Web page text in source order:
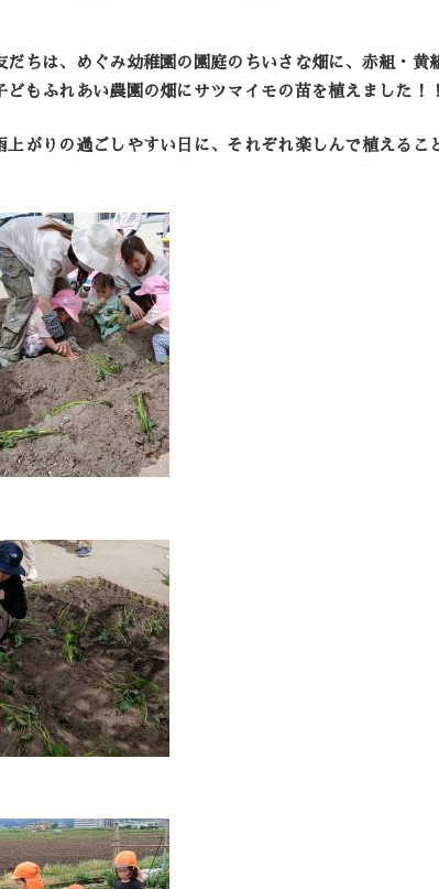
だちは、めぐみ幼稚園の園庭のちいさな畑に、赤組・黄
どもふれあい農園の畑にサツマイモの苗を植えました！！
がりの過ごしやすい日に、それぞれ楽しんで植えるこ